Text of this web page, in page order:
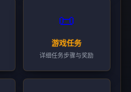
📜
游戏任务
详细任务步骤与奖励